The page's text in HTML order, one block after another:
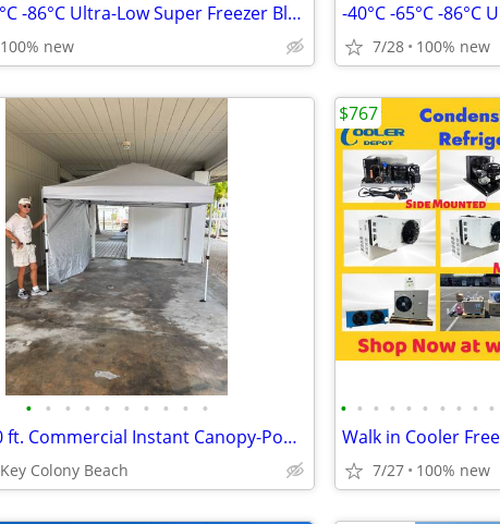
-40°C -65°C -86°C Ultra-Low Super Freezer Blast Chiller
100% new 7/28 100% new
• • • • • • • • • •
10 ft. x 10 ft. Commercial Instant Canopy-Pop Up Tent with Wall Panel
Key Colony Beach
• • • • • • • • • •
7/27 100% new
$767